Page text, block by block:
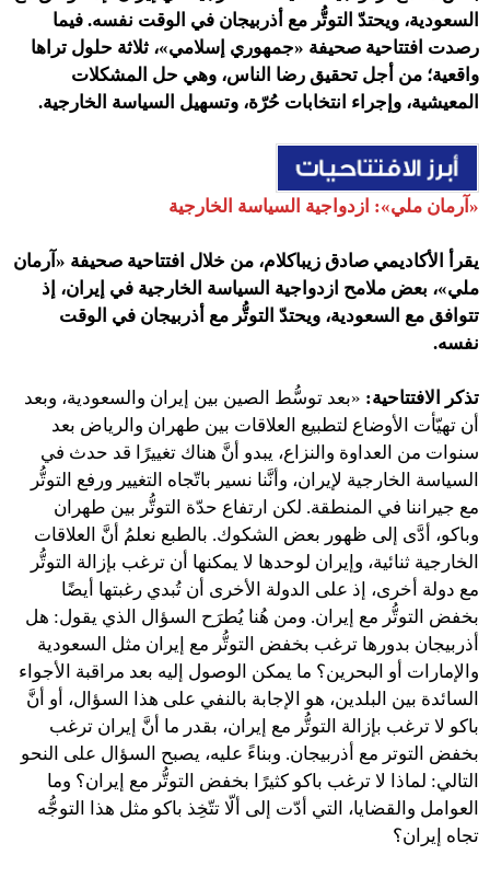
السعودية، ويحتدّ التوتُّر مع أذربيجان في الوقت نفسه. فيما
رصدت افتتاحية صحيفة «جمهوري إسلامي»، ثلاثة حلول تراها
واقعية؛ من أجل تحقيق رضا الناس، وهي حل المشكلات
المعيشية، وإجراء انتخابات حُرّة، وتسهيل السياسة الخارجية.
«آرمان ملي»: ازدواجية السياسة الخارجية
يقرأ الأكاديمي صادق زيباكلام، من خلال افتتاحية صحيفة «آرمان
ملي»، بعض ملامح ازدواجية السياسة الخارجية في إيران، إذ
تتوافق مع السعودية، ويحتدّ التوتُّر مع أذربيجان في الوقت
نفسه.
تذكر الافتتاحية: «بعد توسُّط الصين بين إيران والسعودية، وبعد
أن تهيّأت الأوضاع لتطبيع العلاقات بين طهران والرياض بعد
سنوات من العداوة والنزاع، يبدو أنَّ هناك تغييرًا قد حدث في
السياسة الخارجية لإيران، وأنَّنا نسير باتّجاه التغيير ورفع التوتُّر
مع جيراننا في المنطقة. لكن ارتفاع حدّة التوتُّر بين طهران
وباكو، أدَّى إلى ظهور بعض الشكوك. بالطبع نعلمُ أنَّ العلاقات
الخارجية ثنائية، وإيران لوحدها لا يمكنها أن ترغب بإزالة التوتُّر
مع دولة أخرى، إذ على الدولة الأخرى أن تُبدي رغبتها أيضًا
بخفض التوتُّر مع إيران. ومن هُنا يُطرَح السؤال الذي يقول: هل
أذربيجان بدورها ترغب بخفض التوتُّر مع إيران مثل السعودية
والإمارات أو البحرين؟ ما يمكن الوصول إليه بعد مراقبة الأجواء
السائدة بين البلدين، هو الإجابة بالنفي على هذا السؤال، أو أنَّ
باكو لا ترغب بإزالة التوتُّر مع إيران، بقدر ما أنَّ إيران ترغب
بخفض التوتر مع أذربيجان. وبناءً عليه، يصبح السؤال على النحو
التالي: لماذا لا ترغب باكو كثيرًا بخفض التوتُّر مع إيران؟ وما
العوامل والقضايا، التي أدّت إلى ألّا تتّخِذ باكو مثل هذا التوجُّه
تجاه إيران؟